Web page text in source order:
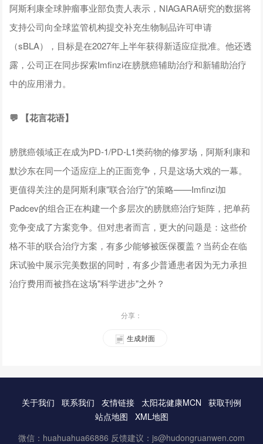
阿斯利康全球肿瘤事业部负责人表示，NIAGARA研究的数据将
支持公司向全球监管机构提交补充生物制品许可申请
（sBLA），目标是在2027年上半年获得新适应症批准。他还透
露，公司正在同步探索Imfinzi在膀胱癌辅助治疗和新辅助治疗
中的应用潜力。
💬 【花言花语】
膀胱癌领域正在成为PD-1/PD-L1类药物的修罗场，阿斯利康和
默沙东在同一个适应症上的正面竞争，只是这场大戏的一幕。
更值得关注的是阿斯利康"联合治疗"的策略——Imfinzi加
Padcev的组合正在构建一个多层次的膀胱癌治疗矩阵，把单药
竞争变成了方案竞争。但对患者而言，更大的问题是：这些价
格不菲的联合治疗方案，有多少能够被医保覆盖？当药企在临
床试验中展示完美数据的同时，有多少普通患者因为无力承担
治疗费用而被挡在这场"科学进步"之外？
分享：
生成封面
关于我们 联系我们 友情链接 太阳花健康MCN
获取刊例
站点地图
XML地图
微信：huahuahua66886 反馈建议：js@hudongruanwen.com